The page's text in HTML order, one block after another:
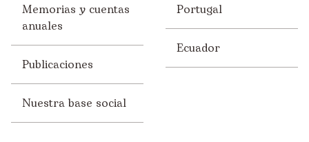
Memorias y cuentas
anuales
Publicaciones
Nuestra base social
Portugal
Ecuador